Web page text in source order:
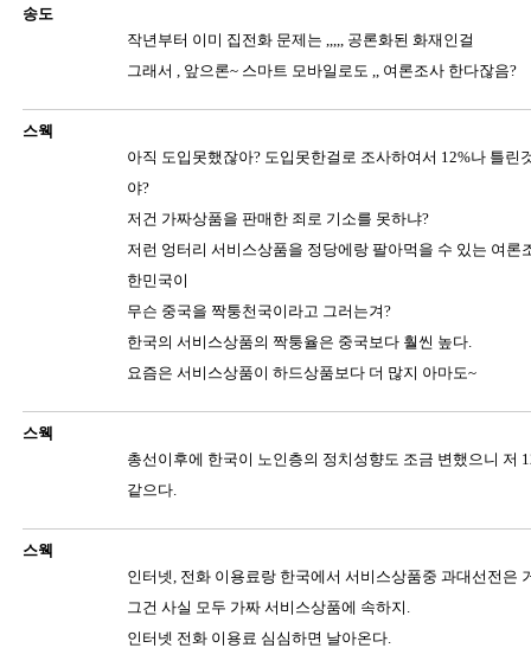
송도
작년부터 이미 집전화 문제는 ,,,,, 공론화된 화재인걸
그래서 , 앞으론~ 스마트 모바일로도 ,, 여론조사 한다잖음?
스웩
아직 도입못했잖아? 도입못한걸로 조사하여서 12%나 틀린
야?
저건 가짜상품을 판매한 죄로 기소를 못하냐?
저런 엉터리 서비스상품을 정당에랑 팔아먹을 수 있는 여론
한민국이
무슨 중국을 짝퉁천국이라고 그러는겨?
한국의 서비스상품의 짝퉁율은 중국보다 훨씬 높다.
요즘은 서비스상품이 하드상품보다 더 많지 아마도~
스웩
총선이후에 한국이 노인층의 정치성향도 조금 변했으니 저
같으다.
스웩
인터넷, 전화 이용료랑 한국에서 서비스상품중 과대선전은
그건 사실 모두 가짜 서비스상품에 속하지.
인터넷 전화 이용료 심심하면 날아온다.